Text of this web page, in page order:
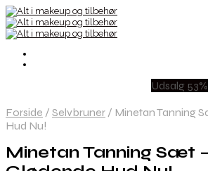
Udsalg 53%
Forside / Selvbruner / Minetan Tanning
Hud Nu!
Minetan Tanning Sæt